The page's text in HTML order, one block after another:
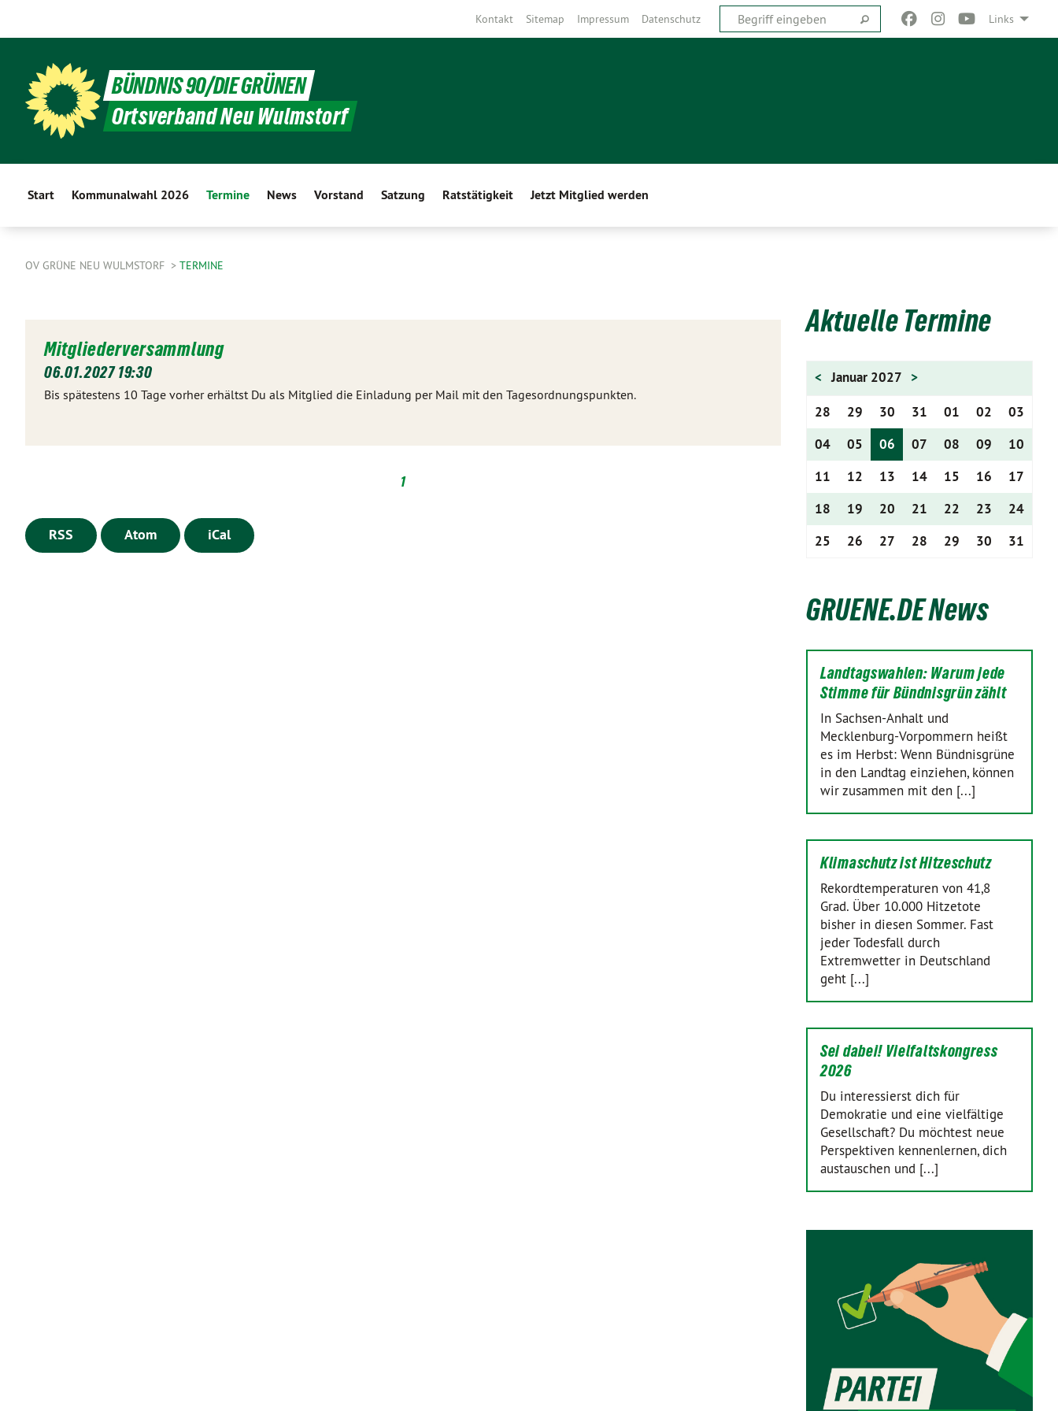
Links
Kontakt Sitemap Impressum Datenschutz
BÜNDNIS 90/DIE GRÜNEN
Ortsverband Neu Wulmstorf
Start Kommunalwahl 2026 Termine News Vorstand Satzung Ratstätigkeit Jetzt Mitglied werden
OV GRÜNE NEU WULMSTORF TERMINE
Mitgliederversammlung
06.01.2027 19:30
Bis spätestens 10 Tage vorher erhältst Du als Mitglied die Einladung per Mail mit den Tagesordnungspunkten.
1
RSS Atom iCal
Aktuelle Termine
< Januar 2027 >
28
29 30 31 01 02
03
04
05 06 07 08 09
10
11
12 13 14 15 16
17
18
19 20 21 22 23
24
25
26 27 28 29 30 31
GRUENE.DE News
Landtagswahlen: Warum jede
Stimme für Bündnisgrün zählt
In Sachsen-Anhalt und
Mecklenburg-Vorpommern heißt
es im Herbst: Wenn Bündnisgrüne
in den Landtag einziehen, können
wir zusammen mit den [...]
Klimaschutz ist Hitzeschutz
Rekordtemperaturen von 41,8
Grad. Über 10.000 Hitzetote
bisher in diesen Sommer. Fast
jeder Todesfall durch
Extremwetter in Deutschland
geht [...]
Sei dabei! Vielfaltskongress
2026
Du interessierst dich für
Demokratie und eine vielfältige
Gesellschaft? Du möchtest neue
Perspektiven kennenlernen, dich
austauschen und [...]